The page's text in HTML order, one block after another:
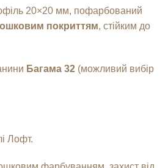
20×20 мм, пофарбований
покриттям, стійким до
Багама 32 (можливий вибір
Лофт.